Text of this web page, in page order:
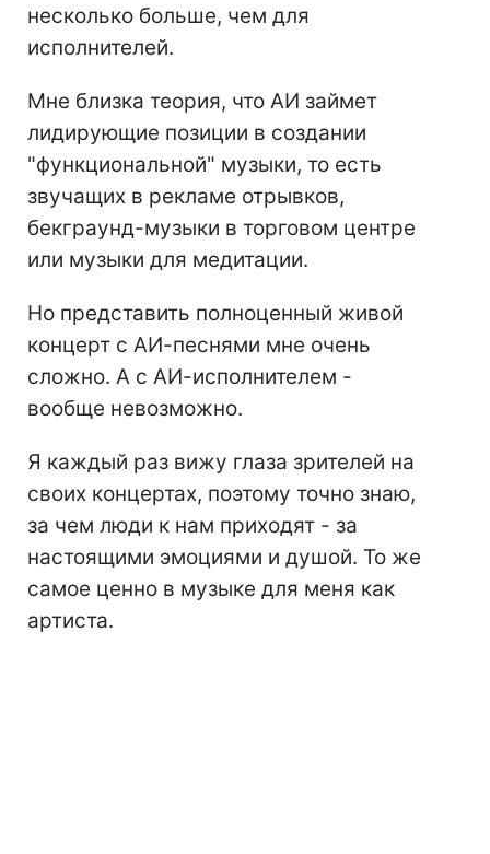
несколько больше, чем для
исполнителей.
Мне близка теория, что АИ займет
лидирующие позиции в создании
"функциональной" музыки, то есть
звучащих в рекламе отрывков,
бекграунд-музыки в торговом центре
или музыки для медитации.
Но представить полноценный живой
концерт с АИ-песнями мне очень
сложно. А с АИ-исполнителем -
вообще невозможно.
Я каждый раз вижу глаза зрителей на
своих концертах, поэтому точно знаю,
за чем люди к нам приходят - за
настоящими эмоциями и душой. То же
самое ценно в музыке для меня как
артиста.